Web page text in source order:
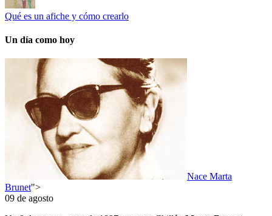
Qué es un afiche y cómo crearlo
Un día como hoy
Nace Marta
Brunet">
09 de agosto